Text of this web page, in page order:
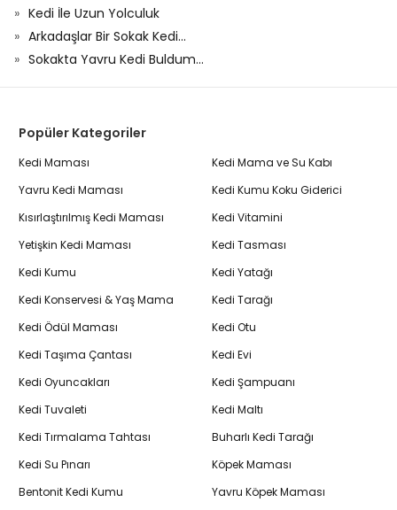
Kedi İle Uzun Yolculuk
Arkadaşlar Bir Sokak Kedi...
Sokakta Yavru Kedi Buldum...
Popüler Kategoriler
Kedi Maması
Yavru Kedi Maması
Kısırlaştırılmış Kedi Maması
Yetişkin Kedi Maması
Kedi Kumu
Kedi Konservesi & Yaş Mama
Kedi Ödül Maması
Kedi Taşıma Çantası
Kedi Oyuncakları
Kedi Tuvaleti
Kedi Tırmalama Tahtası
Kedi Su Pınarı
Bentonit Kedi Kumu
Kedi Mama ve Su Kabı
Kedi Kumu Koku Giderici
Kedi Vitamini
Kedi Tasması
Kedi Yatağı
Kedi Tarağı
Kedi Otu
Kedi Evi
Kedi Şampuanı
Kedi Maltı
Buharlı Kedi Tarağı
Köpek Maması
Yavru Köpek Maması